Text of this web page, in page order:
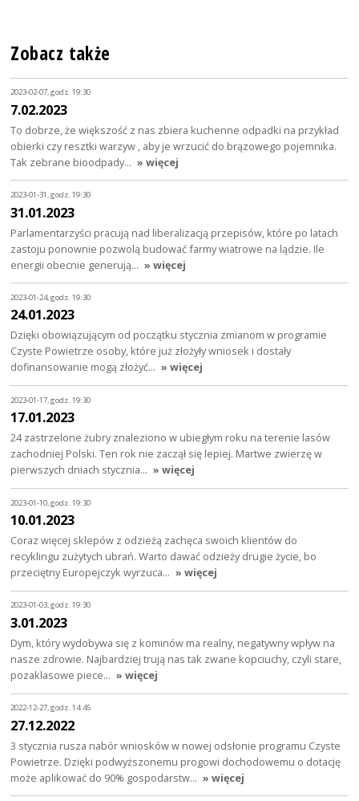
Zobacz także
2023-02-07, godz. 19:30
7.02.2023
To dobrze, że większość z nas zbiera kuchenne odpadki na przykład
obierki czy resztki warzyw , aby je wrzucić do brązowego pojemnika.
Tak zebrane bioodpady… » więcej
2023-01-31, godz. 19:30
31.01.2023
Parlamentarzyści pracują nad liberalizacją przepisów, które po latach
zastoju ponownie pozwolą budować farmy wiatrowe na lądzie. Ile
energii obecnie generują… » więcej
2023-01-24, godz. 19:30
24.01.2023
Dzięki obowiązującym od początku stycznia zmianom w programie
Czyste Powietrze osoby, które już złożyły wniosek i dostały
dofinansowanie mogą złożyć… » więcej
2023-01-17, godz. 19:30
17.01.2023
24 zastrzelone żubry znaleziono w ubiegłym roku na terenie lasów
zachodniej Polski. Ten rok nie zaczął się lepiej. Martwe zwierzę w
pierwszych dniach stycznia… » więcej
2023-01-10, godz. 19:30
10.01.2023
Coraz więcej sklepów z odzieżą zachęca swoich klientów do
recyklingu zużytych ubrań. Warto dawać odzieży drugie życie, bo
przeciętny Europejczyk wyrzu­ca… » więcej
2023-01-03, godz. 19:30
3.01.2023
Dym, który wydobywa się z kominów ma realny, negatywny wpływ na
nasze zdrowie. Najbardziej trują nas tak zwane kopciuchy, czyli stare,
pozaklasowe piece… » więcej
2022-12-27, godz. 14:45
27.12.2022
3 stycznia rusza nabór wniosków w nowej odsłonie programu Czyste
Powietrze. Dzięki podwyższonemu progowi dochodowemu o dotację
może aplikować do 90% gospodarstw… » więcej